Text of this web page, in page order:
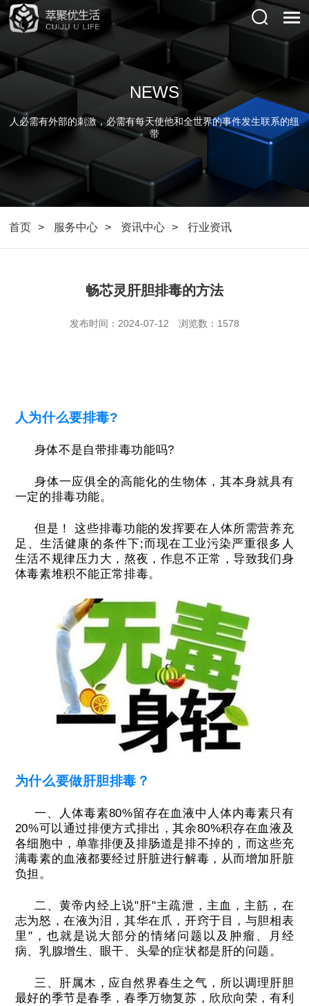
NEWS
人必需有外部的刺激，必需有每天使他和全世界的事件发生联系的纽
带
首页 服务中心 资讯中心 行业资讯
畅芯灵肝胆排毒的方法
发布时间：2024-07-12 浏览数：1578
人为什么要排毒?
身体不是自带排毒功能吗?
身体一应俱全的高能化的生物体，其本身就具有
一定的排毒功能。
但是！
这些排毒功能的发挥要在人体所需营养充
足、生活健康的条件下;而现在工业污染严重很多人
生活不规律压力大，熬夜，作息不正常，导致我们身
体毒素堆积不能正常排毒。
为什么要做肝胆排毒？
一、人体毒素80%留存在血液中人体内毒素只有
20%可以通过排便方式排出，其余80%积存在血液及
各细胞中，单靠排便及排肠道是排不掉的，而这些充
满毒素的血液都要经过肝脏进行解毒，从而增加肝脏
负担。
二、黄帝内经上说"肝"主疏泄，主血，主筋，在
志为怒，在液为泪，其华在爪，开窍于目，与胆相表
里"，也就是说大部分的情绪问题以及肿瘤、月经
病、乳腺增生、眼干、头晕的症状都是肝的问题。
三、肝属木，应自然界春生之气，所以调理肝胆
最好的季节是春季，春季万物复苏，欣欣向荣，有利